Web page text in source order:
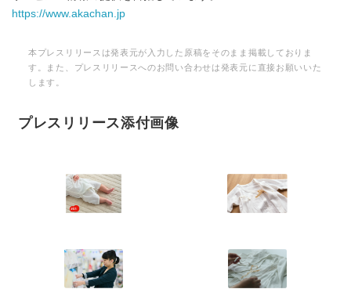
https://www.akachan.jp
本プレスリリースは発表元が入力した原稿をそのまま掲載しておりま
す。また、プレスリリースへのお問い合わせは発表元に直接お願いいた
します。
プレスリリース添付画像